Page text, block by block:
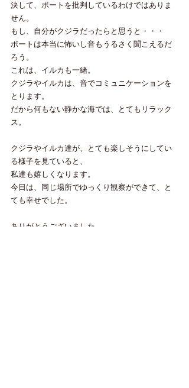
決して、ボートを批判しているわけではありま
せん。
もし、自分がクジラだったらと思うと・・・
ボートは本当に怖いし音もうるさく聞こえるだ
ろう。
これは、イルカも一緒。
クジラやイルカは、音でコミュニケーションを
とります。
だから何もない静かな海では、とてもリラック
ス。
クジラやイルカ達が、とても楽しそうにしてい
る様子を見ていると、
私達も嬉しくなります。
今日は、同じ場所でゆっくり観察ができて、と
ても幸せでした。
ありがとうございました。